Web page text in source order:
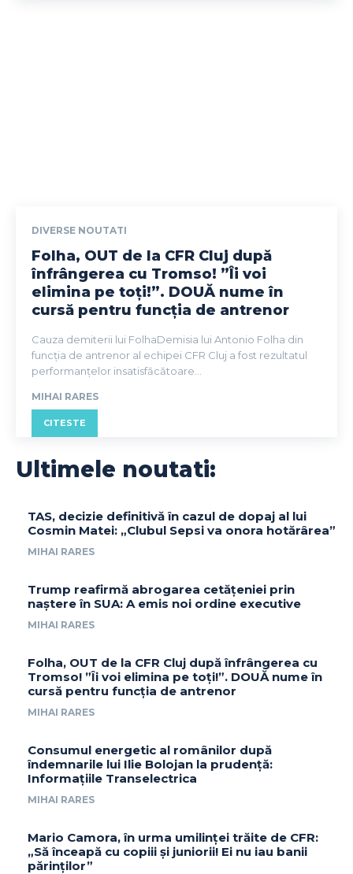
DIVERSE NOUTATI
Folha, OUT de la CFR Cluj după
înfrângerea cu Tromso! ”Îi voi
elimina pe toți!”. DOUĂ nume în
cursă pentru funcția de antrenor
Cauza demiterii lui FolhaDemisia lui Antonio Folha din
funcția de antrenor al echipei CFR Cluj a fost rezultatul
performanțelor insatisfăcătoare...
MIHAI RARES
CITESTE
Ultimele noutati:
TAS, decizie definitivă în cazul de dopaj al lui
Cosmin Matei: „Clubul Sepsi va onora hotărârea”
MIHAI RARES
Trump reafirmă abrogarea cetățeniei prin
naștere în SUA: A emis noi ordine executive
MIHAI RARES
Folha, OUT de la CFR Cluj după înfrângerea cu
Tromso! ”Îi voi elimina pe toți!”. DOUĂ nume în
cursă pentru funcția de antrenor
MIHAI RARES
Consumul energetic al românilor după
îndemnarile lui Ilie Bolojan la prudență:
Informațiile Transelectrica
MIHAI RARES
Mario Camora, în urma umilinței trăite de CFR:
„Să înceapă cu copiii și juniorii! Ei nu iau banii
părinților”